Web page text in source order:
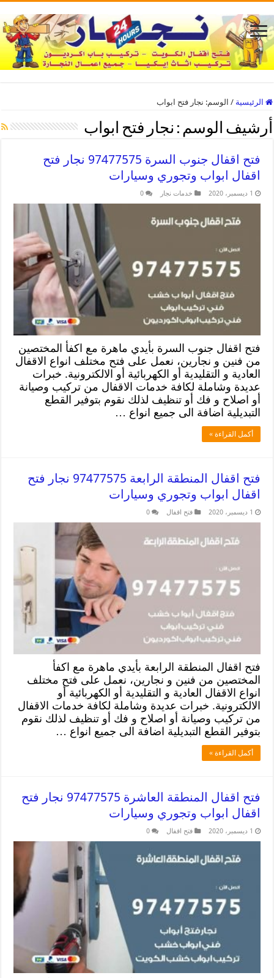
الرئيسية / الوسم: نجار فتح ابواب
أرشيف الوسم : نجار فتح ابواب
فتح اقفال جنوب السرة 97477575 نجار فتح
اقفال ابواب وتجوري وسيارات
1 ديسمبر، 2020 خدمات نجار 0
فتح اقفال جنوب السرة بأيدي ماهرة مع اكفأ المختصين
من فنين و نجارين، نعمل على فتح مختلف انواع الاقفال
العادية و التقليدية أو الكهربائية أو الالكترونية. خبرات
عديدة وشاملة لكافة خدمات الاقفال من تركيب وصيانة
أو اصلاح و فك أو تنظيف لذلك نقوم بتوفير القطع
التبديلية اضافة الى جميع انواع …
أكمل القراءة »
فتح اقفال المنطقة الرابعة 97477575 نجار فتح
اقفال ابواب وتجوري وسيارات
1 ديسمبر، 2020 فتح اقفال 0
فتح اقفال المنطقة الرابعة بأيدي ماهرة مع اكفأ
المختصين من فنين و نجارين، نعمل على فتح مختلف
انواع الاقفال العادية و التقليدية أو الكهربائية أو
الالكترونية. خبرات عديدة وشاملة لكافة خدمات الاقفال
من تركيب وصيانة أو اصلاح و فك أو تنظيف لذلك نقوم
بتوفير القطع التبديلية اضافة الى جميع انواع …
أكمل القراءة »
فتح اقفال المنطقة العاشرة 97477575 نجار فتح
اقفال ابواب وتجوري وسيارات
1 ديسمبر، 2020 فتح اقفال 0